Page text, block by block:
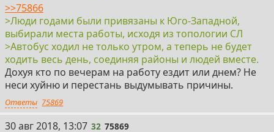
>>75866
>Люди годами были привязаны к Юго-Западной,
выбирали места работы, исходя из топологии СЛ
>Автобус ходил не только утром, а теперь не будет
ходить весь день, соединяя районы и людей вместе.
Дохуя кто по вечерам на работу ездит или днем? Не
неси хуйню и перестань выдумывать причины.
Ответы 75869
32
30 авг 2018, 13:07 32 75869